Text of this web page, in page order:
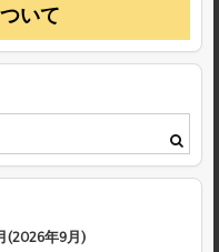
いて
(2026年9月)